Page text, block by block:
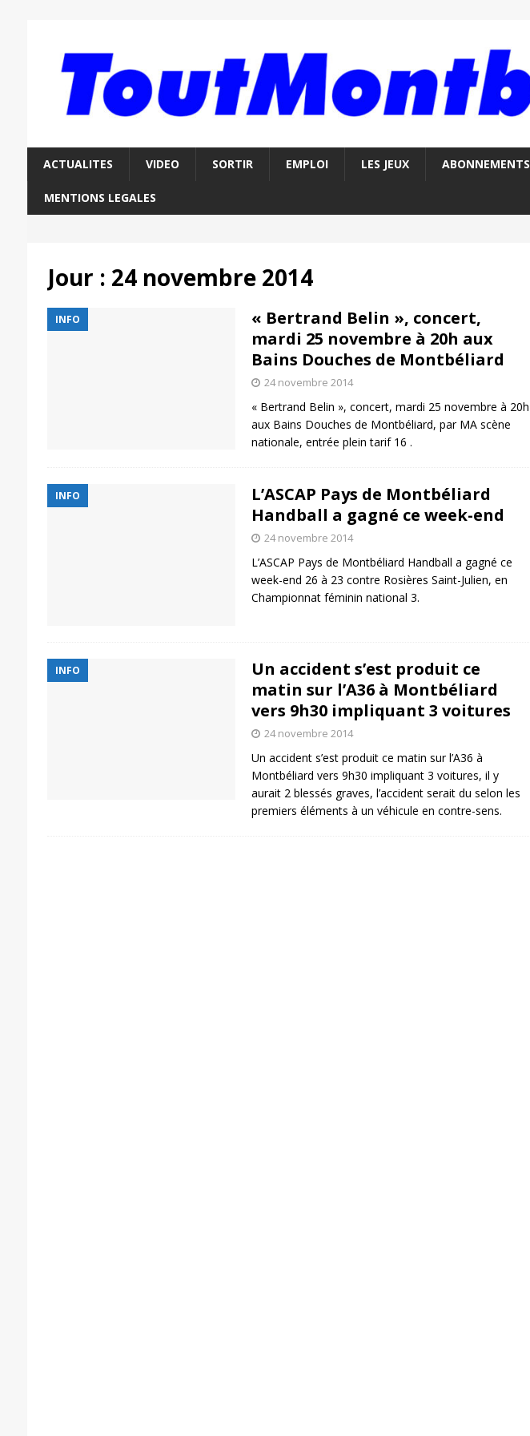
ACTUALITES VIDEO SORTIR EMPLOI LES JEUX ABONNEMENTS
MENTIONS LEGALES
Jour : 24 novembre 2014
INFO
« Bertrand Belin », concert,
mardi 25 novembre à 20h aux
Bains Douches de Montbéliard
24 novembre 2014
« Bertrand Belin », concert, mardi 25 novembre à 20h
aux Bains Douches de Montbéliard, par MA scène
nationale, entrée plein tarif 16 .
INFO
L’ASCAP Pays de Montbéliard
Handball a gagné ce week-end
24 novembre 2014
L’ASCAP Pays de Montbéliard Handball a gagné ce
week-end 26 à 23 contre Rosières Saint-Julien, en
Championnat féminin national 3.
INFO
Un accident s’est produit ce
matin sur l’A36 à Montbéliard
vers 9h30 impliquant 3 voitures
24 novembre 2014
Un accident s’est produit ce matin sur l’A36 à
Montbéliard vers 9h30 impliquant 3 voitures, il y
aurait 2 blessés graves, l’accident serait du selon les
premiers éléments à un véhicule en contre-sens.